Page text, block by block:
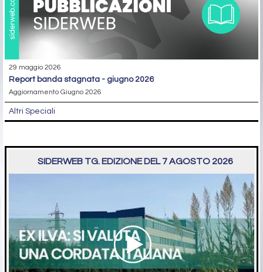
29 maggio 2026
report banda stagnata - giugno 2026
Aggiornamento Giugno 2026
Altri Speciali
SIDERWEB TG. EDIZIONE DEL 7 AGOSTO 2026